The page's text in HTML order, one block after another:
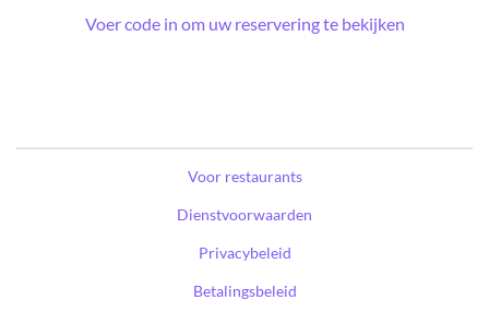
Voer code in om uw reservering te bekijken
Voor restaurants
Dienstvoorwaarden
Privacybeleid
Betalingsbeleid